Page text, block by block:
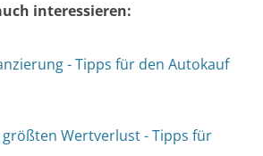
interessieren:
- Tipps für den Autokauf
Wertverlust - Tipps für